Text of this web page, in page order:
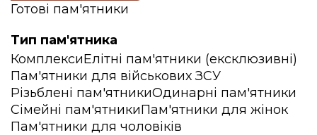
Готові пам'ятники
Тип пам'ятника
КомплексиЕлітні пам'ятники (ексклюзивні)
Пам'ятники для військових ЗСУ
Різьблені пам'ятникиОдинарні пам'ятники
Сімейні пам'ятникиПам'ятники для жінок
Пам'ятники для чоловіків